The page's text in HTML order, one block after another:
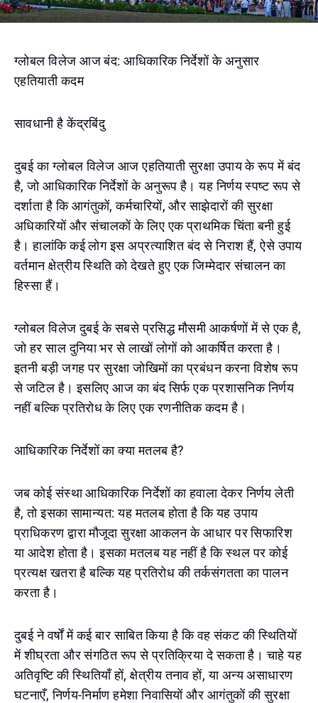
ग्लोबल विलेज आज बंद: आधिकारिक निर्देशों के अनुसार
एहतियाती कदम
सावधानी है केंद्रबिंदु
दुबई का ग्लोबल विलेज आज एहतियाती सुरक्षा उपाय के रूप में बंद
है, जो आधिकारिक निर्देशों के अनुरूप है। यह निर्णय स्पष्ट रूप से
दर्शाता है कि आगंतुकों, कर्मचारियों, और साझेदारों की सुरक्षा
अधिकारियों और संचालकों के लिए एक प्राथमिक चिंता बनी हुई
है। हालांकि कई लोग इस अप्रत्याशित बंद से निराश हैं, ऐसे उपाय
वर्तमान क्षेत्रीय स्थिति को देखते हुए एक जिम्मेदार संचालन का
हिस्सा हैं।
ग्लोबल विलेज दुबई के सबसे प्रसिद्ध मौसमी आकर्षणों में से एक है,
जो हर साल दुनिया भर से लाखों लोगों को आकर्षित करता है।
इतनी बड़ी जगह पर सुरक्षा जोखिमों का प्रबंधन करना विशेष रूप
से जटिल है। इसलिए आज का बंद सिर्फ एक प्रशासनिक निर्णय
नहीं बल्कि प्रतिरोध के लिए एक रणनीतिक कदम है।
आधिकारिक निर्देशों का क्या मतलब है?
जब कोई संस्था आधिकारिक निर्देशों का हवाला देकर निर्णय लेती
है, तो इसका सामान्यत: यह मतलब होता है कि यह उपाय
प्राधिकरण द्वारा मौजूदा सुरक्षा आकलन के आधार पर सिफारिश
या आदेश होता है। इसका मतलब यह नहीं है कि स्थल पर कोई
प्रत्यक्ष खतरा है बल्कि यह प्रतिरोध की तर्कसंगतता का पालन
करता है।
दुबई ने वर्षों में कई बार साबित किया है कि वह संकट की स्थितियों
में शीघ्रता और संगठित रूप से प्रतिक्रिया दे सकता है। चाहे यह
अतिवृष्टि की स्थितियाँ हों, क्षेत्रीय तनाव हों, या अन्य असाधारण
घटनाएँ, निर्णय-निर्माण हमेशा निवासियों और आगंतुकों की सुरक्षा